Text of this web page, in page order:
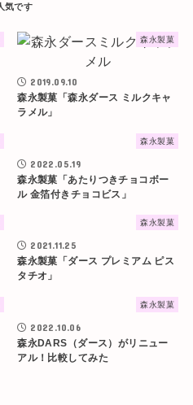
森永製菓
2019.09.10
森永製菓「森永ダース ミルクキャ
ラメル」
森永製菓
2022.05.19
森永製菓「あたりつきチョコボー
ル 金箔付きチョコビス」
森永製菓
2021.11.25
森永製菓「ダース プレミアム ピス
タチオ」
森永製菓
2022.10.06
森永DARS（ダース）がリニュー
アル！比較してみた